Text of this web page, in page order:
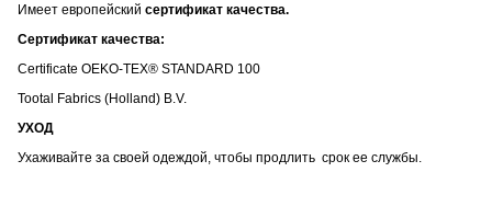
Имеет европейский сертификат качества.
Сертификат качества:
Certificate OEKO-TEX® STANDARD 100
Tootal Fabrics (Holland) B.V.
УХОД
Ухаживайте за своей одеждой, чтобы продлить срок ее службы.